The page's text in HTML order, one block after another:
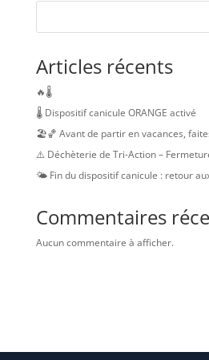
Articles récents
🔥🌡️
🌡️ Dispositif canicule ORANGE activé
🏖️🏀 Avant de partir en vacances,
⚠️ Déchèterie de Tri-Action –
🌤️ Fin du dispositif canicule : retour
Commentaires
Aucun commentaire à afficher.